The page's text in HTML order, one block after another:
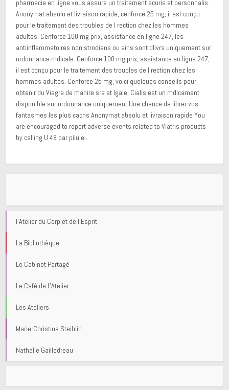
pharmacie en ligne vous assure un traitement scuris et personnalis.
Anonymat absolu et livraison rapide, cenforce 25 mg, il est conçu
pour le traitement des troubles de l rection chez les hommes
adultes. Cenforce 100 mg prix, assistance en ligne 247, les
antiinflammatoires non strodiens ou ains sont dlivrs uniquement sur
ordonnance mdicale. Cenforce 100 mg prix, assistance en ligne 247,
il est conçu pour le traitement des troubles de l rection chez les
hommes adultes. Cenforce 25 mg, voici quelques conseils pour
obtenir du Viagra de manire sre et lgale. Cialis est un mdicament
disponible sur ordonnance uniquement Une chance de librer vos
fantasmes les plus cachs Anonymat absolu et livraison rapide You
are encouraged to report adverse events related to Viatris products
by calling U 48 par pilule..
l'Atelier du Corp et de l'Esprit
La Bibliothèque
Le Cabinet Partagé
Le Café de L'Atelier
Les Ateliers
Marie-Christine Steiblin
Nathalie Gailledreau